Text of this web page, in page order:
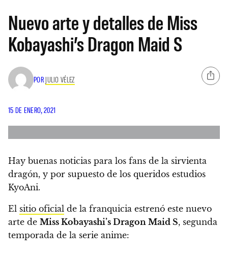
Nuevo arte y detalles de Miss
Kobayashi’s Dragon Maid S
POR JULIO VÉLEZ
15 DE ENERO, 2021
Hay buenas noticias para los fans de la sirvienta
dragón, y por supuesto de los queridos estudios
KyoAni.
El sitio oficial de la franquicia estrenó este nuevo
arte de Miss Kobayashi’s Dragon Maid S, segunda
temporada de la serie anime: